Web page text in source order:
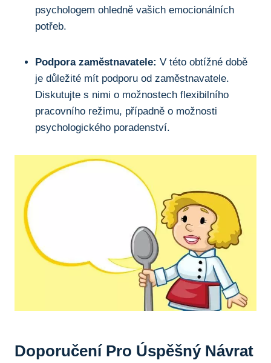
psychologem ohledně vašich emocionálních
potřeb.
Podpora zaměstnavatele: V této obtížné době
je důležité mít podporu od zaměstnavatele.
Diskutujte s nimi o možnostech flexibilního
pracovního režimu, případně o možnosti
psychologického poradenství.
Doporučení Pro Úspěšný Návrat